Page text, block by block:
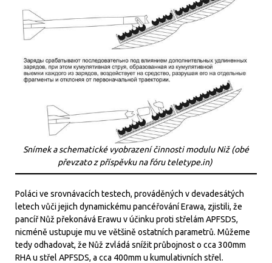
Snímek a schematické vyobrazení činnosti modulu Niž (obé
převzato z příspěvku na fóru teletype.in)
Poláci ve srovnávacích testech, prováděných v devadesátých
letech vůči jejich dynamickému pancéřování Erawa, zjistili, že
pancíř Nůž překonává Erawu v účinku proti střelám APFSDS,
nicméně ustupuje mu ve většině ostatních parametrů. Můžeme
tedy odhadovat, že Nůž zvládá snížit průbojnost o cca 300mm
RHA u střel APFSDS, a cca 400mm u kumulativních střel.